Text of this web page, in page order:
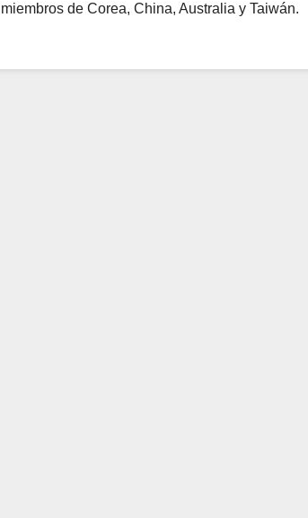
miembros de Corea, China, Australia y Taiwán.